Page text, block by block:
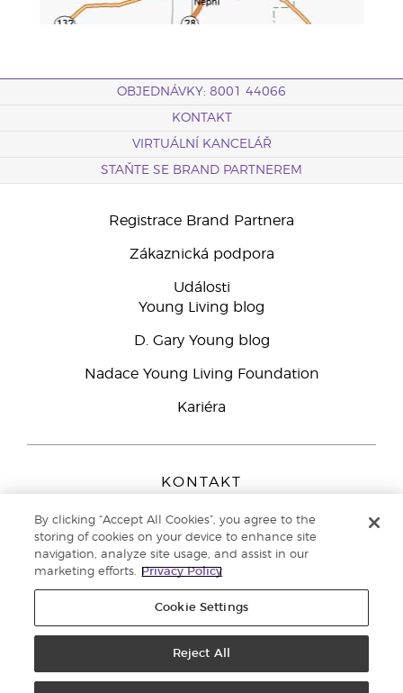
OBJEDNÁVKY: 8001 44066
KONTAKT
VIRTUÁLNÍ KANCELÁŘ
STAŇTE SE BRAND PARTNEREM
Registrace Brand Partnera
Zákaznická podpora
Události
Young Living blog
D. Gary Young blog
Nadace Young Living Foundation
Kariéra
KONTAKT
Peizerweg 97
9727 AJ Groningen
Netherlands
Zákaznická podpora800 144 066
ochrany osobních údajů
By clicking “Accept All Cookies”, you agree to the
storing of cookies on your device to enhance site
navigation, analyze site usage, and assist in our
marketing efforts.
Privacy Policy
Cookie Settings
Reject All